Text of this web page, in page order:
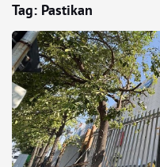
Tag: Pastikan